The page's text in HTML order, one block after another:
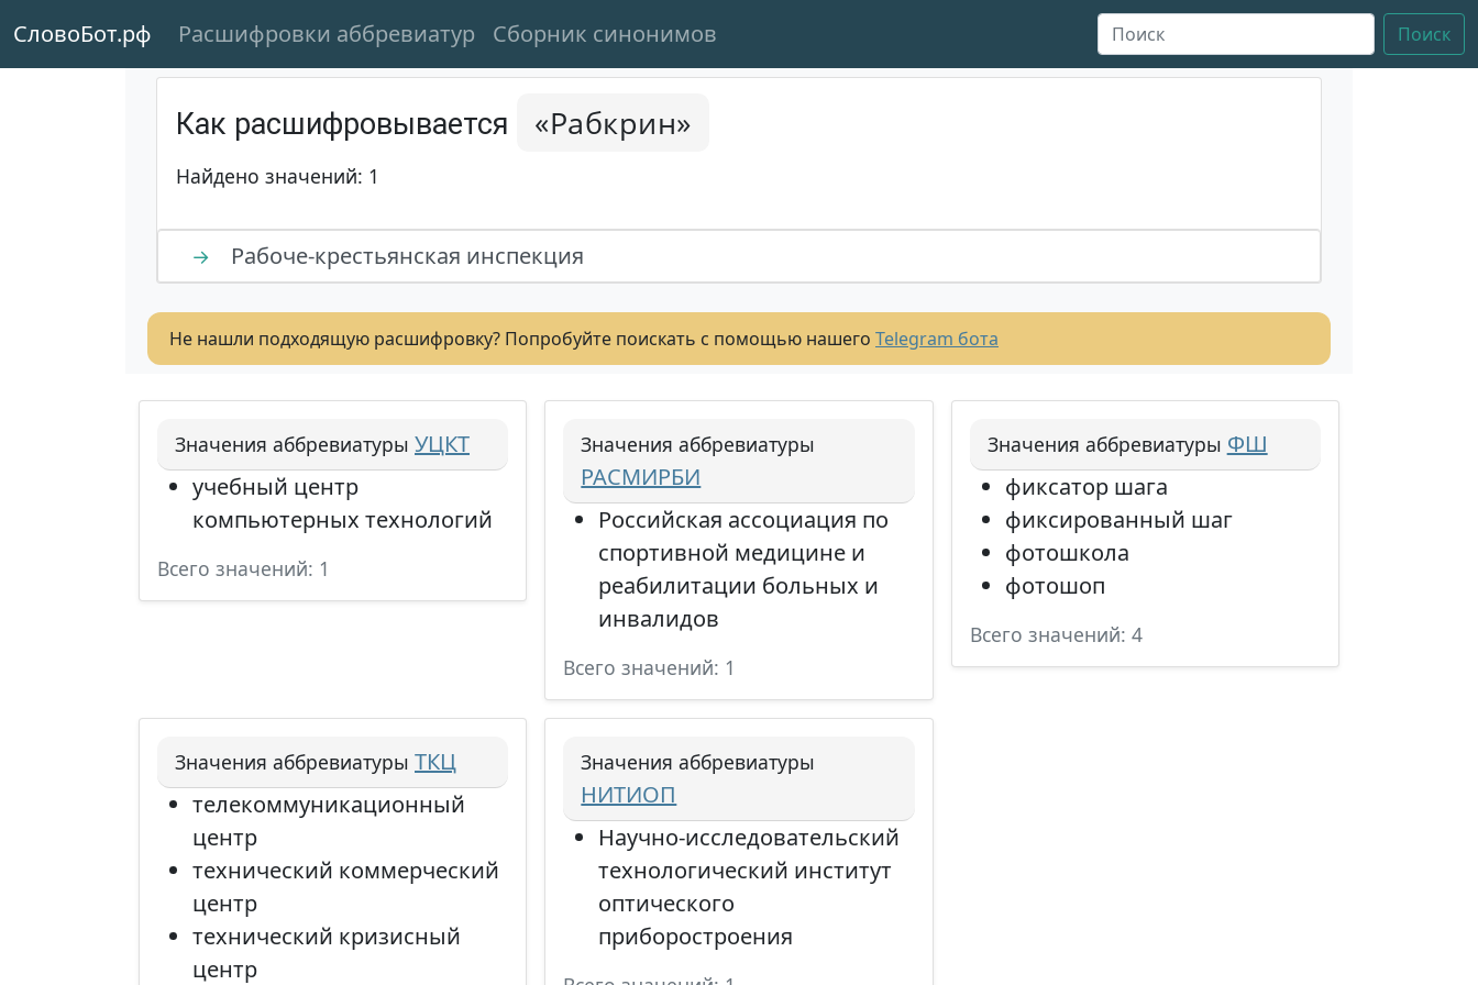
СловоБот.рф Расшифровки аббревиатур Сборник синонимов Поиск
Как расшифровывается «Рабкрин»
Найдено значений: 1
→ Рабоче-крестьянская инспекция
Не нашли подходящую расшифровку? Попробуйте поискать с помощью нашего Telegram бота
Значения аббревиатуры УЦКТ
учебный центр
компьютерных технологий
Всего значений: 1
Значения аббревиатуры
РАСМИРБИ
Российская ассоциация по
спортивной медицине и
реабилитации больных и
инвалидов
Всего значений: 1
Значения аббревиатуры ФШ
фиксатор шага
фиксированный шаг
фотошкола
фотошоп
Всего значений: 4
Значения аббревиатуры ТКЦ
телекоммуникационный
центр
технический коммерческий
центр
технический кризисный
центр
Значения аббревиатуры
НИТИОП
Научно-исследовательский
технологический институт
оптического
приборостроения